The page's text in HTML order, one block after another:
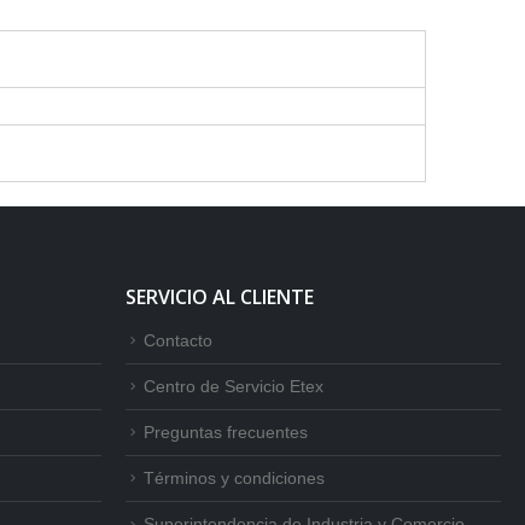
SERVICIO AL CLIENTE
Contacto
Centro de Servicio Etex
Preguntas frecuentes
Términos y condiciones